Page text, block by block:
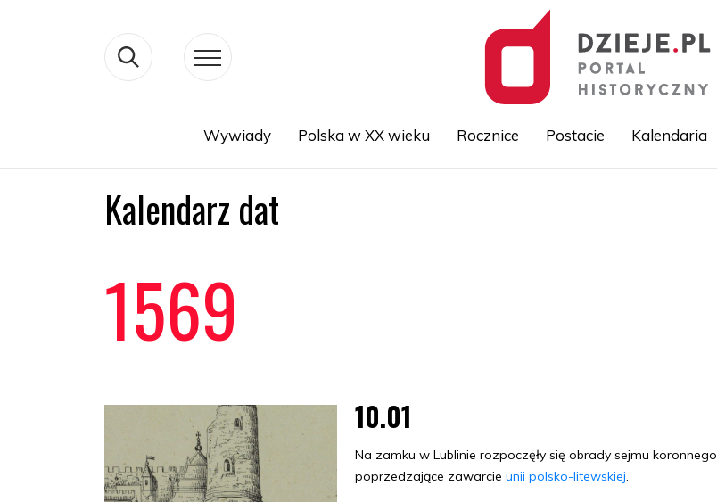
Wywiady Polska w XX wieku Rocznice Postacie Kalendaria
Kalendarz dat
1569
10.01
Na zamku w Lublinie rozpoczęły się obrady sejmu koronnego
poprzedzające zawarcieunii polsko-litewskiej.